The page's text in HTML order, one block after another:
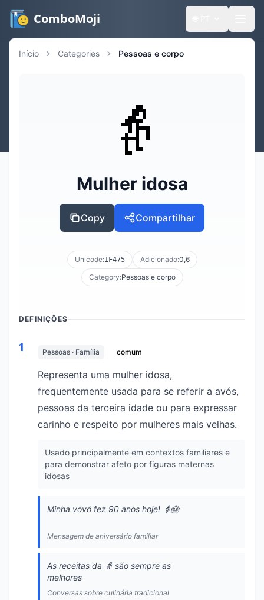
ComboMoji
Início Categories Pessoas e corpo
👵
Mulher idosa
Copy Compartilhar
Unicode:1F475 Adicionado:0,6
Category:Pessoas e corpo
DEFINIÇÕES
1 Pessoas · Família comum
Representa uma mulher idosa,
frequentemente usada para se referir a avós,
pessoas da terceira idade ou para expressar
carinho e respeito por mulheres mais velhas.
Usado principalmente em contextos familiares e
para demonstrar afeto por figuras maternas
idosas
Minha vovó fez 90 anos hoje! 👵🎂
Mensagem de aniversário familiar
As receitas da 👵 são sempre as
melhores
Conversas sobre culinária tradicional